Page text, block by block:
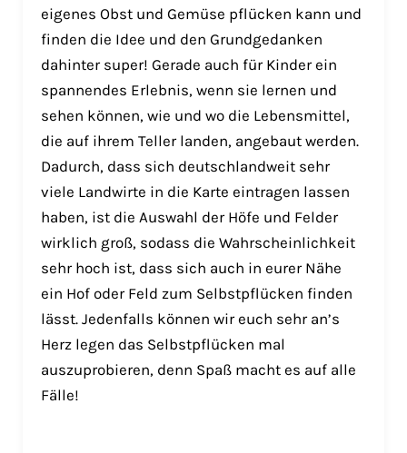
eigenes Obst und Gemüse pflücken kann und
finden die Idee und den Grundgedanken
dahinter super! Gerade auch für Kinder ein
spannendes Erlebnis, wenn sie lernen und
sehen können, wie und wo die Lebensmittel,
die auf ihrem Teller landen, angebaut werden.
Dadurch, dass sich deutschlandweit sehr
viele Landwirte in die Karte eintragen lassen
haben, ist die Auswahl der Höfe und Felder
wirklich groß, sodass die Wahrscheinlichkeit
sehr hoch ist, dass sich auch in eurer Nähe
ein Hof oder Feld zum Selbstpflücken finden
lässt. Jedenfalls können wir euch sehr an’s
Herz legen das Selbstpflücken mal
auszuprobieren, denn Spaß macht es auf alle
Fälle!